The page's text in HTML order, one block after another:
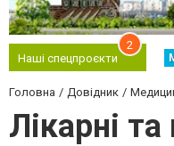
Наші спецпроєкти
2
Головна Довідник
Лікарні та